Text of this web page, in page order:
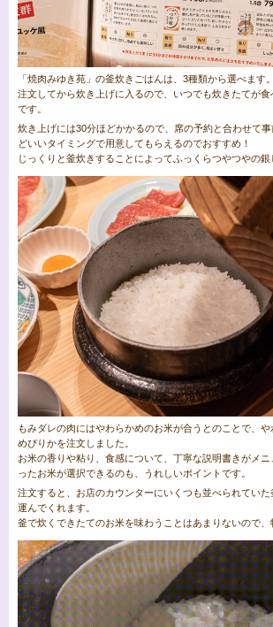
「焼肉みゆき苑」の釜炊きごはんは、3種類から選べます。
注文してから炊き上げに入るので、いつでも炊きたてが
です。
炊き上げには30分ほどかかるので、席の予約と合わせて
どいいタイミングで用意してもらえるのでおすすめ！
じっくりと釜炊きすることによってふっくらつやつやの銀
もみダレの肉にはやわらかめのお米が合うとのことで、
めぴりかを注文しました。
お米の香りや粘り、食感について、丁寧な説明書きがメ
ったお米が選択できるのも、うれしいポイントです。
注文すると、お店のカウンターにいくつも並べられてい
運んでくれます。
釜で炊くできたてのお米を味わうことはあまりないので、